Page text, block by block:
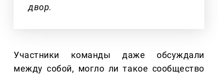
двор.
Участники команды даже обсуждали
между собой, могло ли такое сообщество